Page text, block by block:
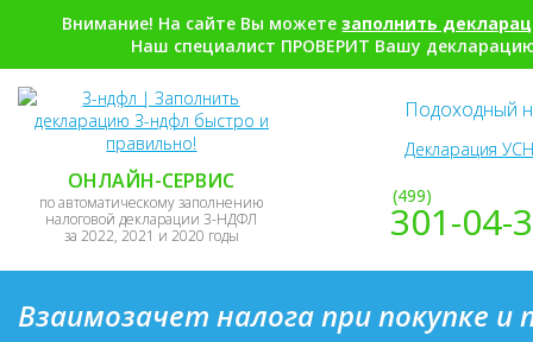
Внимание! На сайте Вы можетезаполнить
Наш специалист ПРОВЕРИТ Вашу
ОНЛАЙН-СЕРВИС
по автоматическому заполнению
налоговой декларации 3-НДФЛ
за 2022, 2021 и 2020 годы
Подоходный
Декларация
(499)
301-04-
Взаимозачет налога при покупке